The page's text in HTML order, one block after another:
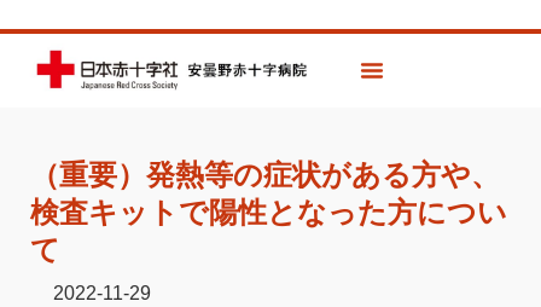
（重要）発熱等の症状がある方や、
検査キットで陽性となった方につい
て
2022-11-29